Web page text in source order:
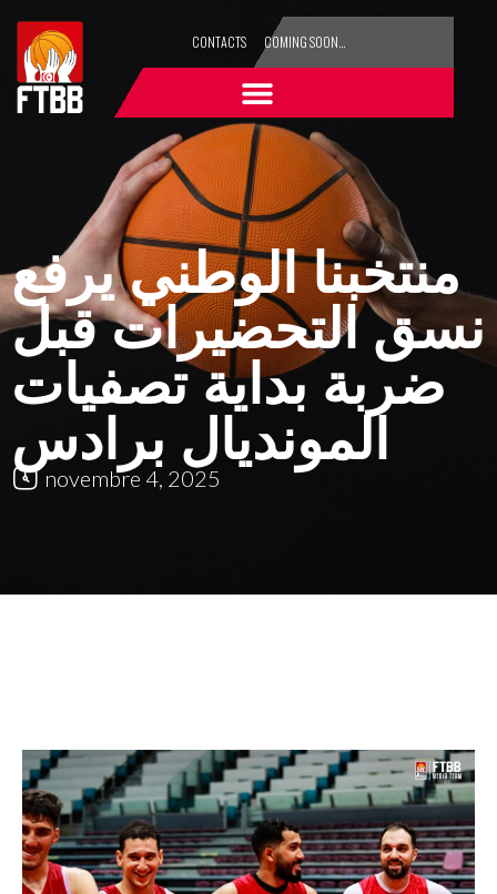
CONTACTS COMING SOON…
منتخبنا الوطني يرفع
نسق التحضيرات قبل
ضربة بداية تصفيات
المونديال برادس
novembre 4, 2025